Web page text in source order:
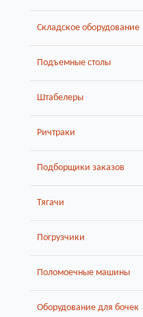
Складское оборудование
Подъемные столы
Штабелеры
Ричтраки
Подборщики заказов
Тягачи
Погрузчики
Поломоечные машины
Оборудование для бочек